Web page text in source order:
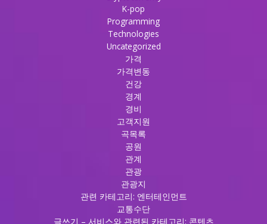
K-pop
Programming
Technologies
Uncategorized
가격
가격변동
건강
경계
경비
고객지원
곡목록
공원
관계
관광
관광지
관련 카테고리: 엔터테인먼트
교통수단
글쓰기 – 서비스와 관련된 카테고리: 콘텐츠